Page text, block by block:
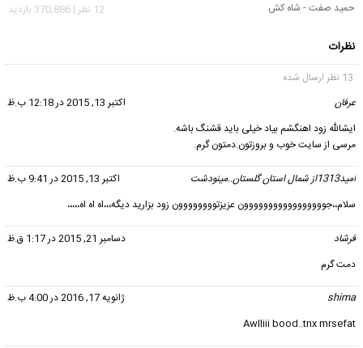
حمید صفت - شاه کش
12 نظر | 370,886 بازدید
نظرات
13 نظر ارسال شده
عرفان
اکتبر 13, 2015 در 12:18 ب.ظ
ایشالله زود اهنگشم بیاد خیلی باید قشنگ باشه.
مرسی از سایت خوب و بروزتون.دمتون گرم.
امید1313از شمال استان گلستان..مینودشت
اکتبر 13, 2015 در 9:41 ب.ظ
سلام،،جووووووووووووووووون عزیزتوووووووون زود بزارید دیگه،،،اه اه اه،،،،،
فرشاد
دسامبر 21, 2015 در 1:17 ق.ظ
دمت گرم
shima
ژانویه 17, 2016 در 4:00 ب.ظ
Awlliii bood..tnx mrsefat